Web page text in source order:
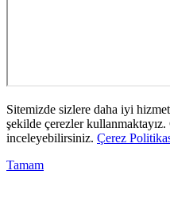
Sitemizde sizlere daha iyi
şekilde çerezler kullanmaktayız.
inceleyebilirsiniz. Çerez
Tamam